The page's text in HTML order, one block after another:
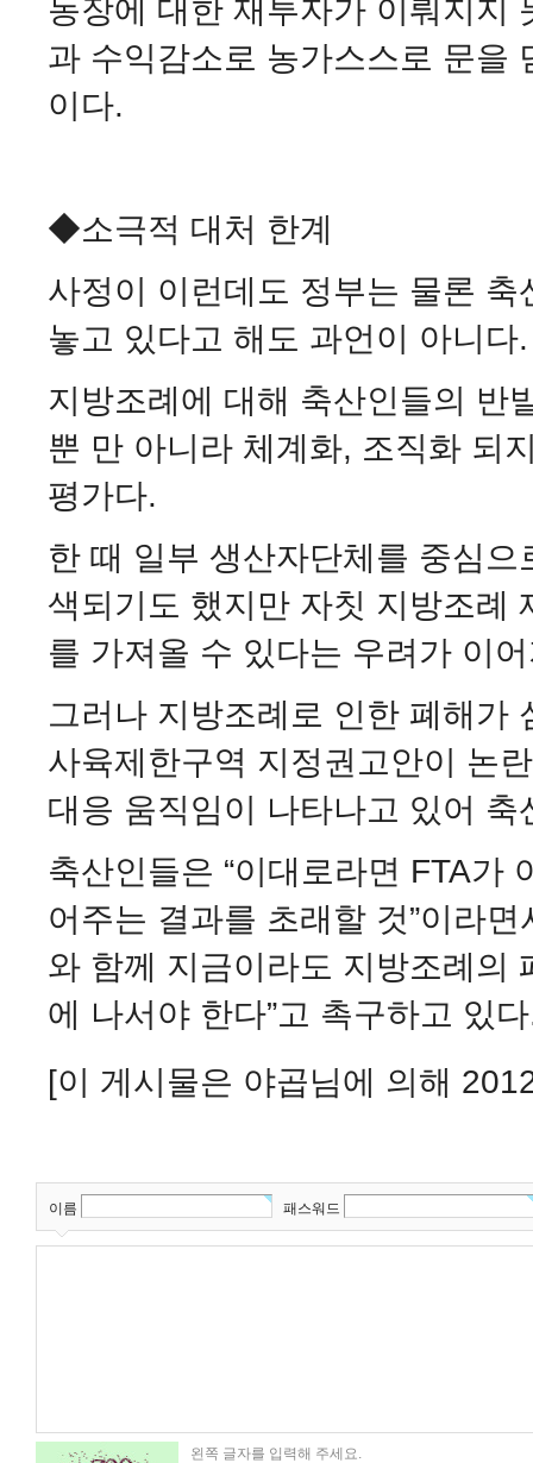
농장에 대한 재투자가 이뤄지지
과 수익감소로 농가스스로 문을
이다.
◆소극적 대처 한계
사정이 이런데도 정부는 물론
놓고 있다고 해도 과언이 아니다.
지방조례에 대해 축산인들의 반
뿐 만 아니라 체계화, 조직화 되
평가다.
한 때 일부 생산자단체를 중심
색되기도 했지만 자칫 지방조례
를 가져올 수 있다는 우려가 이
그러나 지방조례로 인한 폐해가
사육제한구역 지정권고안이 논
대응 움직임이 나타나고 있어
축산인들은 “이대로라면 FTA가
어주는 결과를 초래할 것”이라
와 함께 지금이라도 지방조례의
에 나서야 한다”고 촉구하고 있
[이 게시물은 야곱님에 의해
이름 패스워드
왼쪽 글자를 입력해 주세요.